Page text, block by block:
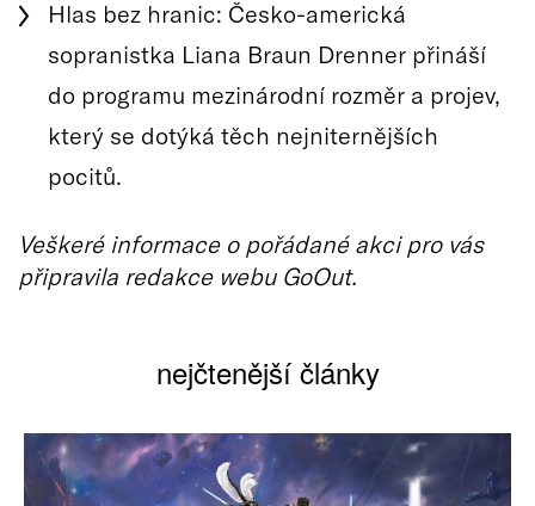
Hlas bez hranic: Česko-americká
sopranistka Liana Braun Drenner přináší
do programu mezinárodní rozměr a projev,
který se dotýká těch nejniternějších
pocitů.
Veškeré informace o pořádané akci pro vás
připravila redakce webu GoOut.
nejčtenější články